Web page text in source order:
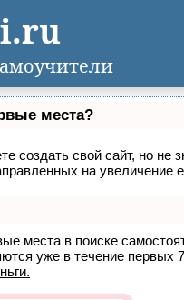
места?
создать свой сайт, но не
на увеличение
места в поиске
уже в течение первых